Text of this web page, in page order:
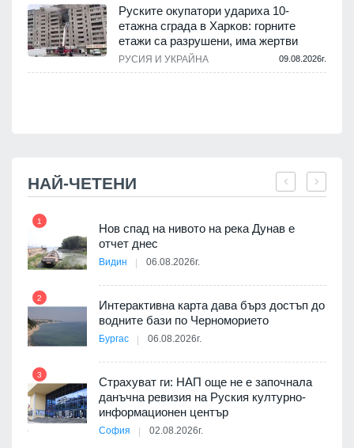
Руските окупатори удариха 10-
етажна сграда в Харков: горните
етажи са разрушени, има жертви
РУСИЯ И УКРАЙНА 09.08.2026г.
НАЙ-ЧЕТЕНИ
1
Нов спад на нивото на река Дунав е
отчет днес
Видин 06.08.2026г.
2
Интерактивна карта дава бърз достъп до
водните бази по Черноморието
Бургас 06.08.2026г.
3
Страхуват ги: НАП още не е започнала
данъчна ревизия на Руския културно-
информационен център
София 02.08.2026г.